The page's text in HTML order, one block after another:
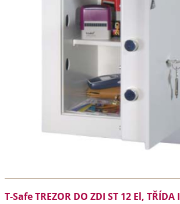
T-Safe TREZOR DO ZDI ST 12 El, TŘÍDA I